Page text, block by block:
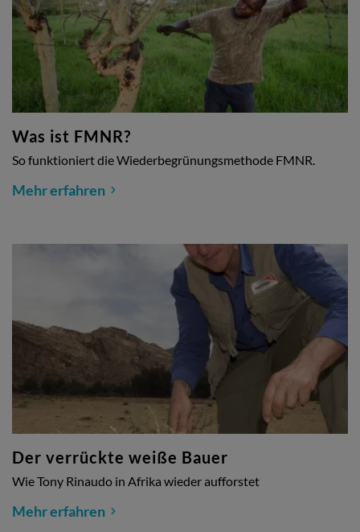
Was ist FMNR?
So funktioniert die Wiederbegrünungsmethode FMNR.
Mehr erfahren
Der verrückte weiße Bauer
Wie Tony Rinaudo in Afrika wieder aufforstet
Mehr erfahren